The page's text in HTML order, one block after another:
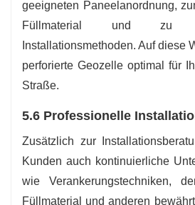
geeigneten Paneelanordnung,
Füllmaterial und zu
Installationsmethoden. Auf diese
perforierte Geozelle optimal für
Straße.
5.6 Professionelle
Zusätzlich zur
Kunden auch kontinuierliche
wie Verankerungstechniken,
Füllmaterial und anderen